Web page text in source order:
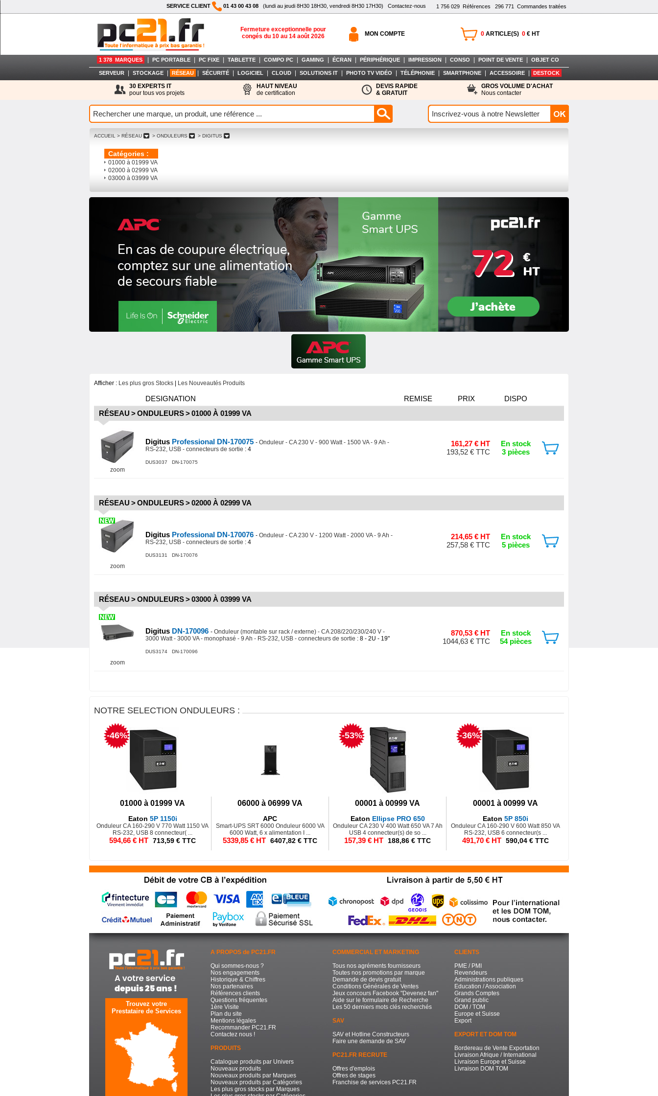
1 756 029 Références 296 771 Commandes traitées
SERVICE CLIENT 01 43 00 43 08 (lundi au jeudi 8H30 18H30, vendredi 8H30 17H30) Contactez-nous
Fermeture exceptionnelle pour
congés du 10 au 14 août 2026
0 ARTICLE(S) 0 € HT
MON COMPTE
1 378 MARQUES PC PORTABLE PC FIXE TABLETTE COMPO PC GAMING ÉCRAN PÉRIPHÉRIQUE IMPRESSION CONSO POINT DE VENTE OBJET CO
SERVEUR STOCKAGE RÉSEAU SÉCURITÉ LOGICIEL CLOUD SOLUTIONS IT PHOTO TV VIDÉO TÉLÉPHONIE SMARTPHONE ACCESSOIRE DESTOCK
30 EXPERTS IT
pour tous vos projets
HAUT NIVEAU
de certification
DEVIS RAPIDE
& GRATUIT
GROS VOLUME D'ACHAT
Nous contacter
ACCUEIL > RÉSEAU > ONDULEURS > DIGITUS
Catégories :
01000 à 01999 VA
02000 à 02999 VA
03000 à 03999 VA
Afficher : Les plus gros Stocks Les Nouveautés Produits
DESIGNATION REMISE PRIX
DISPO
RÉSEAU >ONDULEURS>01000 À 01999 VA
zoom
Digitus Professional DN-170075 - Onduleur - CA 230 V - 900 Watt - 1500 VA - 9 Ah -
RS-232, USB - connecteurs de sortie : 4
DUS3037 DN-170075
161,27 € HT
193,52 € TTC
En stock
3 pièces
RÉSEAU >ONDULEURS>02000 À 02999 VA
zoom
Digitus Professional DN-170076 - Onduleur - CA 230 V - 1200 Watt - 2000 VA - 9 Ah -
RS-232, USB - connecteurs de sortie : 4
DUS3131 DN-170076
214,65 € HT
257,58 € TTC
En stock
5 pièces
RÉSEAU >ONDULEURS>03000 À 03999 VA
zoom
Digitus DN-170096 - Onduleur (montable sur rack / externe) - CA 208/220/230/240 V -
3000 Watt - 3000 VA - monophasé - 9 Ah - RS-232, USB - connecteurs de sortie : 8 - 2U - 19"
DUS3174 DN-170096
870,53 € HT
1044,63 € TTC
En stock
54 pièces
NOTRE SELECTION ONDULEURS :
-46%
01000 à 01999 VA
Eaton 5P 1150i
Onduleur CA 160-290 V 770 Watt 1150 VA
RS-232, USB 8 connecteur( ...
594,66 € HT 713,59 € TTC
06000 à 06999 VA
APC
Smart-UPS SRT 6000 Onduleur 6000 VA
6000 Watt, 6 x alimentation I ...
5339,85 € HT 6407,82 € TTC
-53%
00001 à 00999 VA
Eaton Ellipse PRO 650
Onduleur CA 230 V 400 Watt 650 VA 7 Ah
USB 4 connecteur(s) de so ...
157,39 € HT 188,86 € TTC
-36%
00001 à 00999 VA
Eaton 5P 850i
Onduleur CA 160-290 V 600 Watt 850 VA
RS-232, USB 6 connecteur(s ...
491,70 € HT 590,04 € TTC
Trouvez votre
Prestataire de Services
A PROPOS de PC21.FR
Qui sommes-nous ?
Nos engagements
Historique & Chiffres
Nos partenaires
Références clients
Questions fréquentes
1ère Visite
Plan du site
Mentions légales
Recommander PC21.FR
Contactez nous !
PRODUITS
Catalogue produits par Univers
Nouveaux produits
Nouveaux produits par Marques
Nouveaux produits par Catégories
Les plus gros stocks par Marques
COMMERCIAL ET MARKETING
Tous nos agréments fournisseurs
Toutes nos promotions par marque
Demande de devis gratuit
Conditions Générales de Ventes
Jeux concours Facebook "Devenez fan"
Aide sur le formulaire de Recherche
Les 50 derniers mots clés recherchés
SAV
SAV et Hotline Constructeurs
Faire une demande de SAV
PC21.FR RECRUTE
Offres d'emplois
Offres de stages
Franchise de services PC21.FR
CLIENTS
PME / PMI
Revendeurs
Administrations publiques
Education / Association
Grands Comptes
Grand public
DOM / TOM
Europe et Suisse
Export
EXPORT ET DOM TOM
Bordereau de Vente Exportation
Livraison Afrique / International
Livraison Europe et Suisse
Livraison DOM TOM